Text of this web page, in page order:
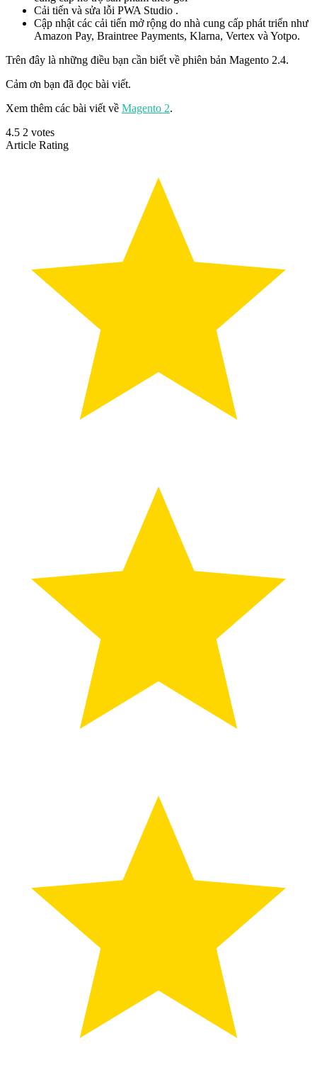
Cải tiến và sửa lỗi PWA Studio .
Cập nhật các cải tiến mở rộng do nhà cung cấp phát triển như
Amazon Pay, Braintree Payments, Klarna, Vertex và Yotpo.
Trên đây là những điều bạn cần biết về phiên bản Magento 2.4.
Cảm ơn bạn đã đọc bài viết.
Xem thêm các bài viết về Magento 2.
4.5 2 votes
Article Rating